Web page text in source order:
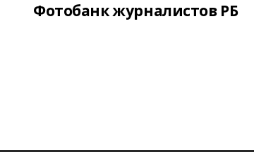
Фотобанк журналистов РБ